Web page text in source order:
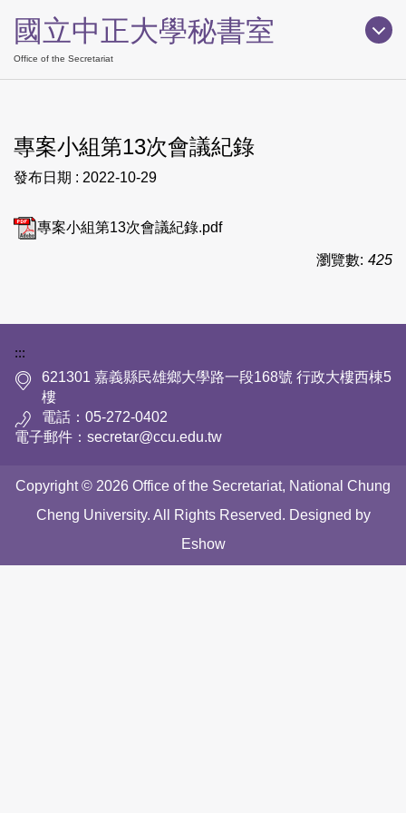
到
主
要
區
國立中正大學秘書室
Office of the Secretariat
專案小組第13次會議紀錄
發布日期 : 2022-10-29
專案小組第13次會議紀錄.pdf
瀏覽數: 425
:::
621301 嘉義縣民雄鄉大學路一段168號 行政大樓西棟5
樓
電話：05-272-0402
電子郵件：secretar@ccu.edu.tw
Copyright © 2026 Office of the Secretariat, National Chung
Cheng University. All Rights Reserved. Designed by
Eshow